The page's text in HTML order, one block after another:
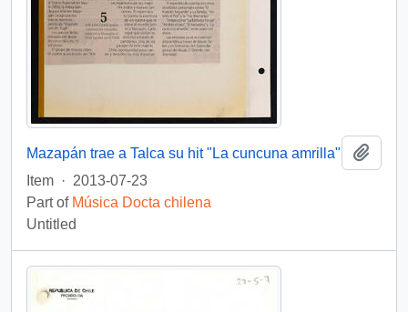
Mazapán trae a Talca su hit "La cuncuna amrilla"
Item · 2013-07-23
Part of Música Docta chilena
Untitled